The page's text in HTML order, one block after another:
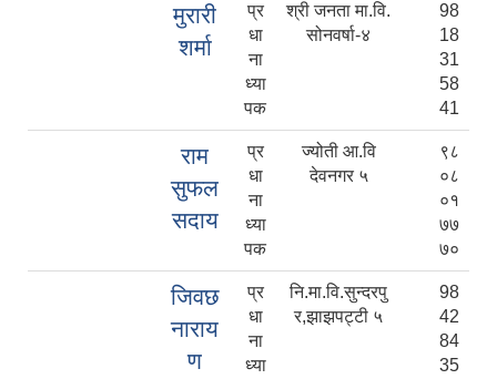
मुरारी
शर्मा
प्र
धा
ना
ध्या
पक
श्री जनता मा.वि.
सोनवर्षा-४
98
18
31
58
41
राम
सुफल
सदाय
प्र
धा
ना
ध्या
पक
ज्योती आ.वि
देवनगर ५
९८
०८
०१
७७
७०
जिवछ
नाराय
ण
प्र
धा
ना
ध्या
नि.मा.वि.सुन्दरपु
र,झाझपट्टी ५
98
42
84
35